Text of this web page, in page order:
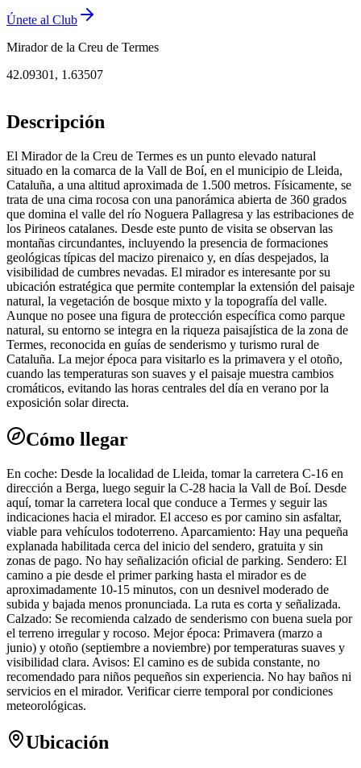
Únete al Club
Mirador de la Creu de Termes
42.09301, 1.63507
Descripción
El Mirador de la Creu de Termes es un punto elevado natural
situado en la comarca de la Vall de Boí, en el municipio de Lleida,
Cataluña, a una altitud aproximada de 1.500 metros. Físicamente, se
trata de una cima rocosa con una panorámica abierta de 360 grados
que domina el valle del río Noguera Pallagresa y las estribaciones de
los Pirineos catalanes. Desde este punto de visita se observan las
montañas circundantes, incluyendo la presencia de formaciones
geológicas típicas del macizo pirenaico y, en días despejados, la
visibilidad de cumbres nevadas. El mirador es interesante por su
ubicación estratégica que permite contemplar la extensión del paisaje
natural, la vegetación de bosque mixto y la topografía del valle.
Aunque no posee una figura de protección específica como parque
natural, su entorno se integra en la riqueza paisajística de la zona de
Termes, reconocida en guías de senderismo y turismo rural de
Cataluña. La mejor época para visitarlo es la primavera y el otoño,
cuando las temperaturas son suaves y el paisaje muestra cambios
cromáticos, evitando las horas centrales del día en verano por la
exposición solar directa.
Cómo llegar
En coche: Desde la localidad de Lleida, tomar la carretera C-16 en
dirección a Berga, luego seguir la C-28 hacia la Vall de Boí. Desde
aquí, tomar la carretera local que conduce a Termes y seguir las
indicaciones hacia el mirador. El acceso es por camino sin asfaltar,
viable para vehículos todoterreno. Aparcamiento: Hay una pequeña
explanada habilitada cerca del inicio del sendero, gratuita y sin
zonas de pago. No hay señalización oficial de parking. Sendero: El
camino a pie desde el primer parking hasta el mirador es de
aproximadamente 10-15 minutos, con un desnivel moderado de
subida y bajada menos pronunciada. La ruta es corta y señalizada.
Calzado: Se recomienda calzado de senderismo con buena suela por
el terreno irregular y rocoso. Mejor época: Primavera (marzo a
junio) y otoño (septiembre a noviembre) por temperaturas suaves y
visibilidad clara. Avisos: El camino es de subida constante, no
recomendado para niños pequeños sin experiencia. No hay baños ni
servicios en el mirador. Verificar cierre temporal por condiciones
meteorológicas.
Ubicación